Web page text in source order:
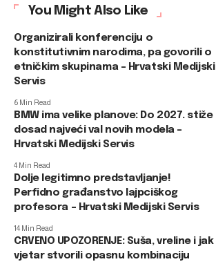
You Might Also Like
Organizirali konferenciju o
konstitutivnim narodima, pa govorili o
etničkim skupinama – Hrvatski Medijski
Servis
6 Min Read
BMW ima velike planove: Do 2027. stiže
dosad najveći val novih modela –
Hrvatski Medijski Servis
4 Min Read
Dolje legitimno predstavljanje!
Perfidno građanstvo lajpciškog
profesora – Hrvatski Medijski Servis
14 Min Read
CRVENO UPOZORENJE: Suša, vreline i jak
vjetar stvorili opasnu kombinaciju